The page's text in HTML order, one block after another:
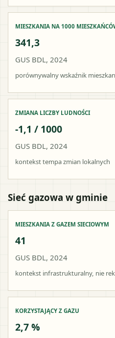
MIESZKANIA NA 1000
341,3
GUS BDL, 2024
porównywalny wskaźnik
ZMIANA LICZBY LUDNOŚCI
-1,1 / 1000
GUS BDL, 2024
kontekst tempa zmian lokalnych
Sieć gazowa w gminie
MIESZKANIA Z GAZEM SIECIOWYM
41
GUS BDL, 2024
kontekst infrastrukturalny, nie
KORZYSTAJĄCY Z GAZU
2,7 %